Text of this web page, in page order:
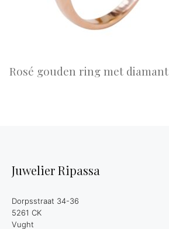
Rosé gouden ring met diamant
Juwelier Ripassa
Dorpsstraat 34-36
5261 CK
Vught